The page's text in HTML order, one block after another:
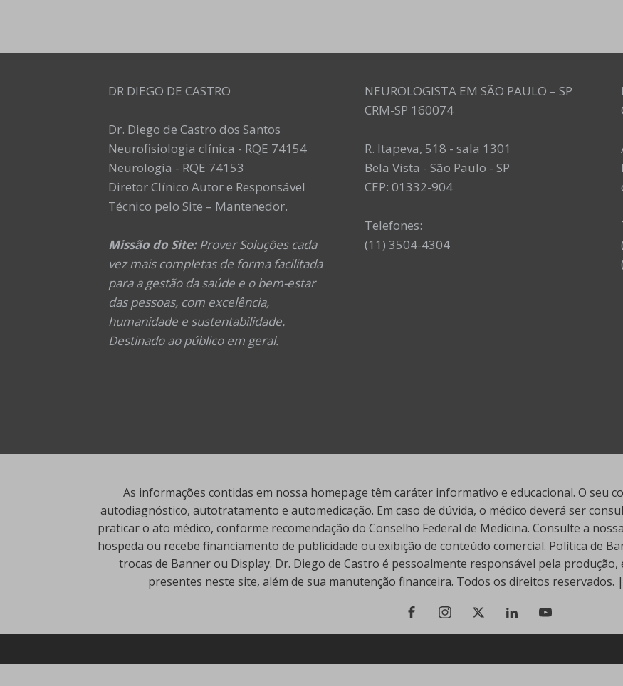
DR DIEGO DE CASTRO
Dr. Diego de Castro dos Santos
Neurofisiologia clínica - RQE 74154
Neurologia - RQE 74153
Diretor Clínico Autor e Responsável
Técnico pelo Site – Mantenedor.
Missão do Site:Prover Soluções cada
vez mais completas de forma facilitada
para a gestão da saúde e o bem-estar
das pessoas, com excelência,
humanidade e sustentabilidade.
Destinado ao público em geral.
NEUROLOGISTA EM SÃO PAULO – SP
CRM-SP 160074
R. Itapeva, 518 - sala 1301
Bela Vista - São Paulo - SP
CEP: 01332-904
Telefones:
(11) 3504-4304
As informações contidas em nossa homepage têm caráter informativo e educacional. O seu
autodiagnóstico, autotratamento e automedicação. Em caso de dúvida, o médico deverá ser
praticar o ato médico, conforme recomendação do Conselho Federal de Medicina. Consulte a
hospeda ou recebe financiamento de publicidade ou exibição de conteúdo comercial. Política de
trocas de Banner ou Display. Dr. Diego de Castro é pessoalmente responsável pela
presentes neste site, além de sua manutenção financeira. Todos os direitos reservados.